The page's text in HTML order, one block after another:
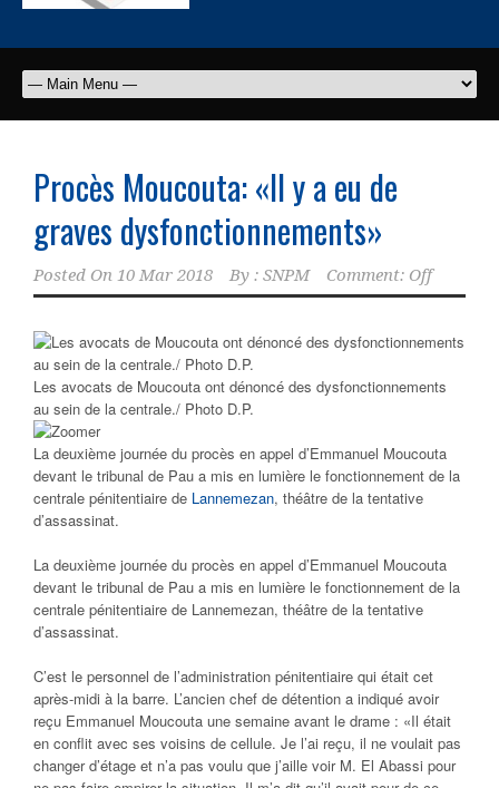
Procès Moucouta: «Il y a eu de
graves dysfonctionnements»
Posted On 10 Mar 2018 By : SNPM Comment: Off
Les avocats de Moucouta ont dénoncé des dysfonctionnements
au sein de la centrale./ Photo D.P.
La deuxième journée du procès en appel d’Emmanuel Moucouta
devant le tribunal de Pau a mis en lumière le fonctionnement de la
centrale pénitentiaire de Lannemezan, théâtre de la tentative
d’assassinat.
La deuxième journée du procès en appel d’Emmanuel Moucouta
devant le tribunal de Pau a mis en lumière le fonctionnement de la
centrale pénitentiaire de Lannemezan, théâtre de la tentative
d’assassinat.
C’est le personnel de l’administration pénitentiaire qui était cet
après-midi à la barre. L’ancien chef de détention a indiqué avoir
reçu Emmanuel Moucouta une semaine avant le drame : «Il était
en conflit avec ses voisins de cellule. Je l’ai reçu, il ne voulait pas
changer d’étage et n’a pas voulu que j’aille voir M. El Abassi pour